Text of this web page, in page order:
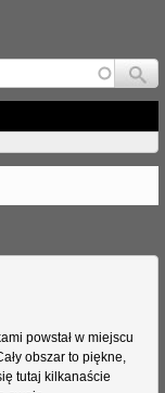
powstał w miejscu
obszar to piękne,
tutaj kilkanaście